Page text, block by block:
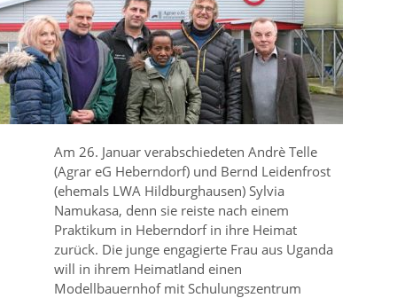
Am 26. Januar verabschiedeten Andrè Telle
(Agrar eG Heberndorf) und Bernd Leidenfrost
(ehemals LWA Hildburghausen) Sylvia
Namukasa, denn sie reiste nach einem
Praktikum in Heberndorf in ihre Heimat
zurück. Die junge engagierte Frau aus Uganda
will in ihrem Heimatland einen
Modellbauernhof mit Schulungszentrum